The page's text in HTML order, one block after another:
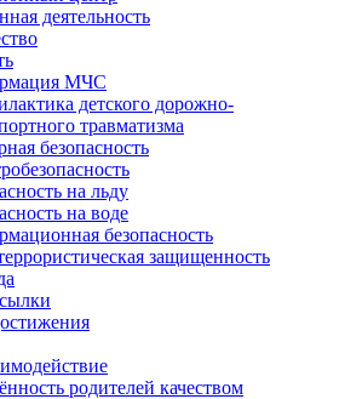
деятельность
МЧС
детского дорожно-
травматизма
безопасность
на льду
на воде
безопасность
защищенность
родителей качеством